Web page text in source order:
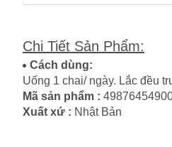
Chi Tiết Sản Phẩm:
Cách dùng:
Uống 1 chai/ ngày. Lắc đều
Mã sản phẩm :
Xuất xứ : Nhật Bản